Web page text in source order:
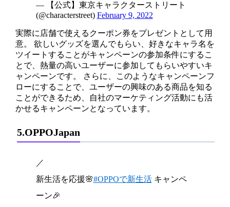
— 【公式】東京キャラクターストリート
(@characterstreet) February 9, 2022
実際に店舗で使えるクーポン券をプレゼントとして用
意。 欲しいグッズを選んでもらい、好きなキャラ名を
ツイートすることがキャンペーンの参加条件にするこ
とで、熱量の高いユーザーに参加してもらいやすいキ
ャンペーンです。 さらに、このようなキャンペーンフ
ローにすることで、ユーザーの興味のある商品を知る
ことができるため、自社のマーケティング活動にも活
かせるキャンペーンとなっています。
5.OPPOJapan
／
新生活を応援🌸#OPPOで新生活キャンペ
ーン🎉